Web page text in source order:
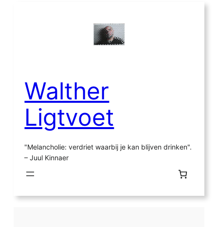
Walther
Ligtvoet
"Melancholie: verdriet waarbij je kan blijven drinken".
– Juul Kinnaer